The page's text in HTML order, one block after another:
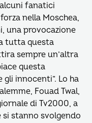
fanatici
nella Moschea,
una provocazione
tutta questa
sempre un’altra
questa
innocenti”. Lo ha
Fouad Twal,
di Tv2000, a
stanno svolgendo